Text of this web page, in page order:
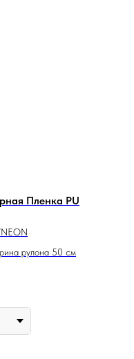
Пленка PU
рулона 50 см